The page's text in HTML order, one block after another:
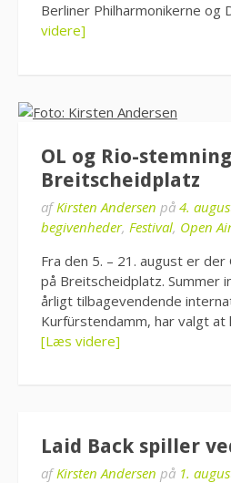
Berliner Philharmonikerne og
videre]
OL og Rio-
Breitscheidplatz
afKirsten Andersen på 4.
begivenheder, Festival, Open
Fra den 5. – 21. august er
på Breitscheidplatz. Summer
årligt tilbagevendende
Kurfürstendamm, har valgt at
[Læs videre]
Laid Back spiller
afKirsten Andersen på 1.